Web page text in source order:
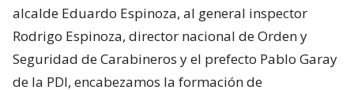
alcalde Eduardo Espinoza, al general inspector
Rodrigo Espinoza, director nacional de Orden y
Seguridad de Carabineros y el prefecto Pablo Garay
de la PDI, encabezamos la formación de